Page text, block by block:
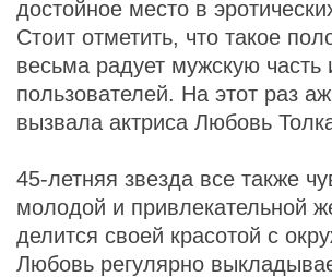
достойное место в
Стоит отметить, что такое
весьма радует мужскую часть
пользователей. На этот раз
вызвала актриса Любовь
45-летняя звезда все также
молодой и привлекательной
делится своей красотой с
Любовь регулярно